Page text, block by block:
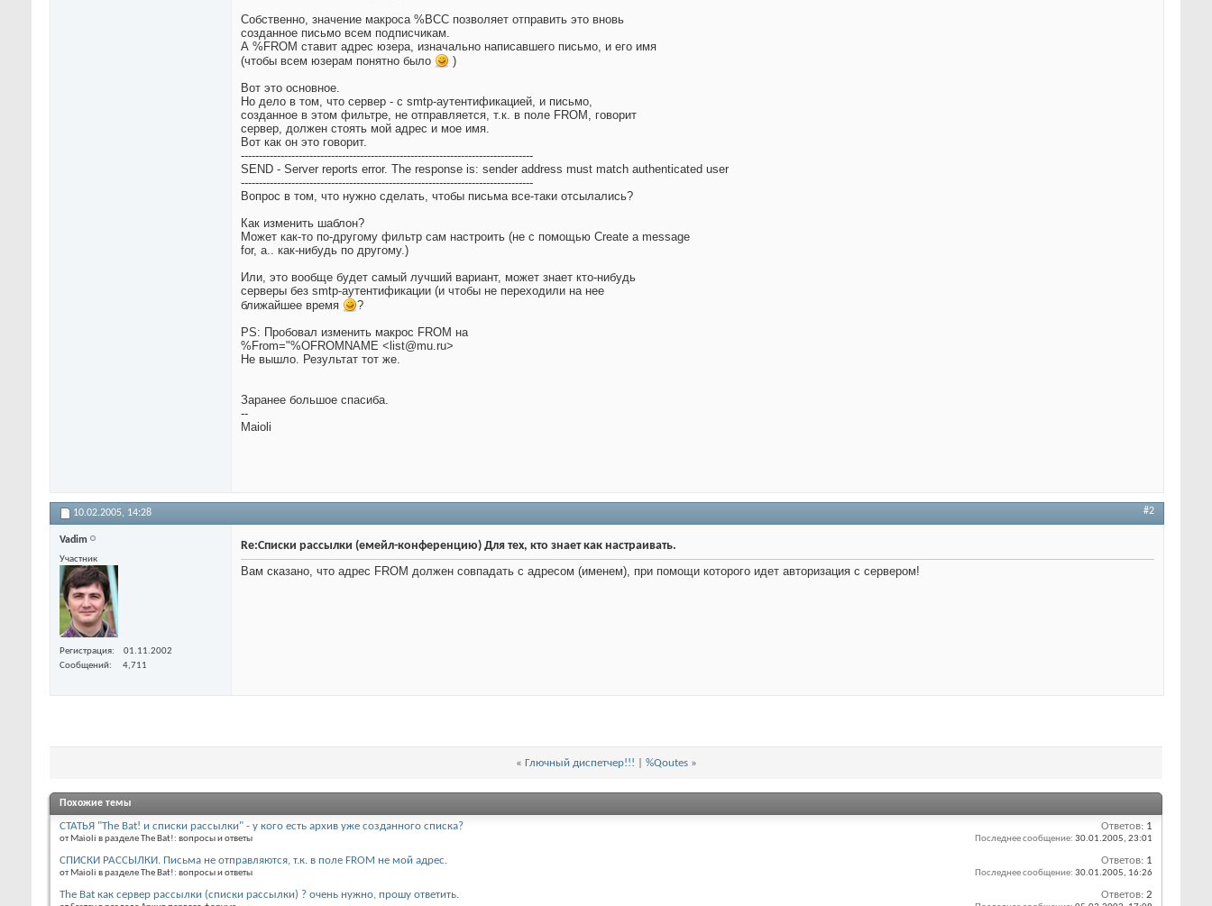
Собственно, значение макроса %BCC позволяет отправить это вновь
созданное письмо всем подписчикам.
А %FROM ставит адрес юзера, изначально написавшего письмо, и его имя
(чтобы всем юзерам понятно было
)
Вот это основное.
Но дело в том, что сервер - с smtp-аутентификацией, и письмо,
созданное в этом фильтре, не отправляется, т.к. в поле FROM, говорит
сервер, должен стоять мой адрес и мое имя.
Вот как он это говорит.
---------------------------------------------------------------------------------
SEND - Server reports error. The response is: sender address must match authenticated user
---------------------------------------------------------------------------------
Вопрос в том, что нужно сделать, чтобы письма все-таки отсылались?
Как изменить шаблон?
Может как-то по-другому фильтр сам настроить (не с помощью Create a message
for, а.. как-нибудь по другому.)
Или, это вообще будет самый лучший вариант, может знает кто-нибудь
серверы без smtp-аутентификации (и чтобы не переходили на нее
ближайшее время
?
PS: Пробовал изменить макрос FROM на
%From="%OFROMNAME <list@mu.ru>
Не вышло. Результат тот же.
Заранее большое спасиба.
--
Maioli
10.02.2005, 14:28 #2
Vadim
Участник
Регистрация
01.11.2002
Сообщений
4,711
Re:Списки рассылки (емейл-конференцию) Для тех, кто знает как настраивать.
Вам сказано, что адрес FROM должен совпадать с адресом (именем), при помощи которого идет авторизация с сервером!
« Глючный диспетчер!!! %Qoutes »
Похожие темы
СТАТЬЯ "The Bat! и списки рассылки" - у кого есть архив уже созданного списка?
от Maioli в разделе The Bat!: вопросы и ответы
Ответов: 1
Последнее сообщение: 30.01.2005, 23:01
СПИСКИ РАССЫЛКИ. Письма не отправляются, т.к. в поле FROM не мой адрес.
от Maioli в разделе The Bat!: вопросы и ответы
Ответов: 1
Последнее сообщение: 30.01.2005, 16:26
The Bat как сервер рассылки (списки рассылки) ? очень нужно, прошу ответить. Ответов: 2